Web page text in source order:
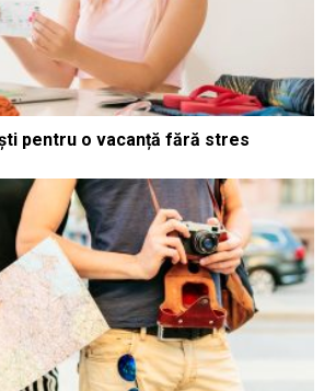
pentru o vacanță fără stres